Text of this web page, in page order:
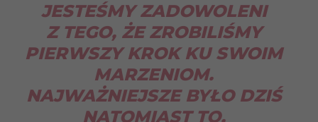
JESTEŚMY ZADOWOLENI
Z TEGO, ŻE ZROBILIŚMY
PIERWSZY KROK KU SWOIM
MARZENIOM.
NAJWAŻNIEJSZE BYŁO DZIŚ
NATOMIAST TO,